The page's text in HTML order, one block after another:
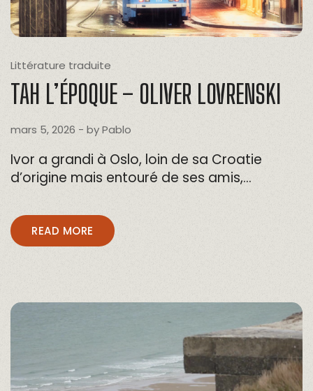
Littérature traduite
TAH L’ÉPOQUE – OLIVER LOVRENSKI
mars 5, 2026 - byPablo
Ivor a grandi à Oslo, loin de sa Croatie
d’origine mais entouré de ses amis,…
READ MORE